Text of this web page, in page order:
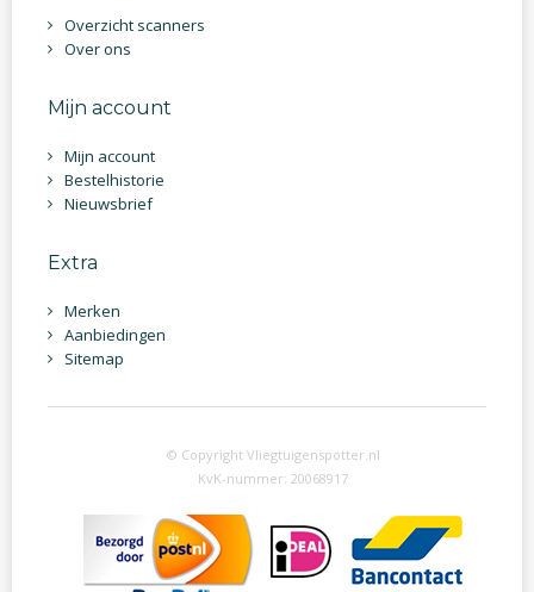
Overzicht scanners
Over ons
Mijn account
Mijn account
Bestelhistorie
Nieuwsbrief
Extra
Merken
Aanbiedingen
Sitemap
© Copyright Vliegtuigenspotter.nl
KvK-nummer: 20068917